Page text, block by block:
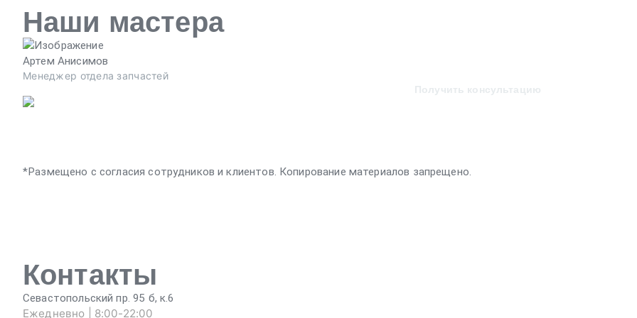
Наши мастера
Артем Анисимов
Менеджер отдела запчастей
Получить консультацию
*Размещено с согласия сотрудников и клиентов. Копирование материалов запрещено.
Контакты
Севастопольский пр. 95 б, к.6
Ежедневно | 8:00-22:00